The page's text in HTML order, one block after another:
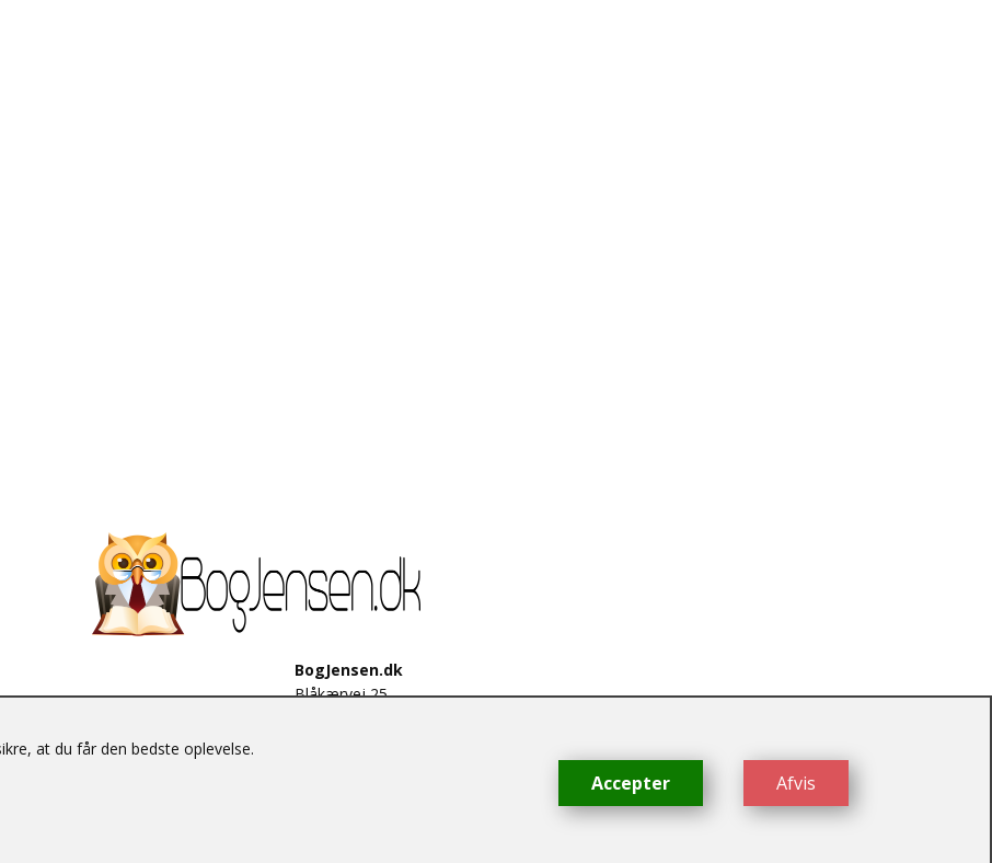
BogJensen.dk
Blåkærvej 25
at du får den bedste oplevelse.
Afvis
Accepter